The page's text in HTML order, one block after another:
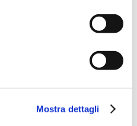
Mostra dettagli